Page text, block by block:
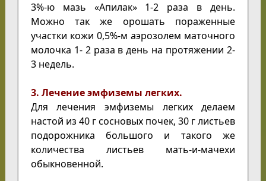
3%-ю мазь «Апилак» 1-2 раза в день.
Можно так же орошать пораженные
участки кожи 0,5%-м аэрозолем маточного
молочка 1- 2 раза в день на протяжении 2-
3 недель.
3. Лечение эмфиземы легких.
Для лечения эмфиземы легких делаем
настой из 40 г сосновых почек, 30 г листьев
подорожника большого и такого же
количества листьев мать-и-мачехи
обыкновенной.